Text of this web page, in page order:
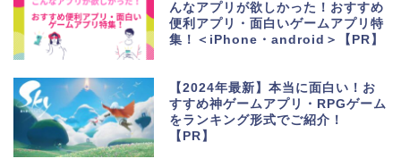
んなアプリが欲しかった！おすすめ
便利アプリ・面白いゲームアプリ特
集！＜iPhone・android＞【PR】
【2024年最新】本当に面白い！お
すすめ神ゲームアプリ・RPGゲーム
をランキング形式でご紹介！
【PR】